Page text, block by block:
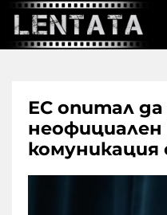
ЕС опитал
неофициален
комуникация